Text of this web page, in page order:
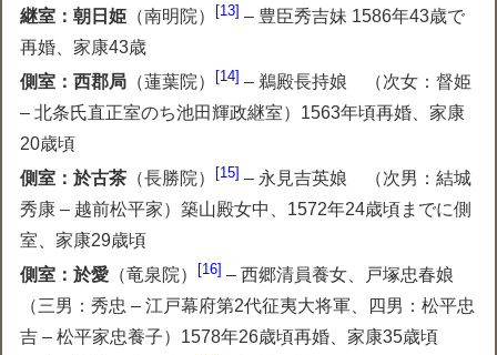
継室：朝日姫 （南明院） 13 – 豊臣秀吉妹 1586年43歳で
再婚、家康43歳
側室：西郡局 （蓮葉院） 14 – 鵜殿長持娘 （次女：督姫
– 北条氏直正室のち池田輝政継室）1563年頃再婚、家康
20歳頃
側室：於古茶 （長勝院） 15 – 永見吉英娘 （次男：結城
秀康 – 越前松平家）築山殿女中、1572年24歳頃までに側
室、家康29歳頃
側室：於愛 （竜泉院） 16 – 西郷清員養女、戸塚忠春娘
（三男：秀忠 – 江戸幕府第2代征夷大将軍、四男：松平忠
吉 – 松平家忠養子）1578年26歳頃再婚、家康35歳頃